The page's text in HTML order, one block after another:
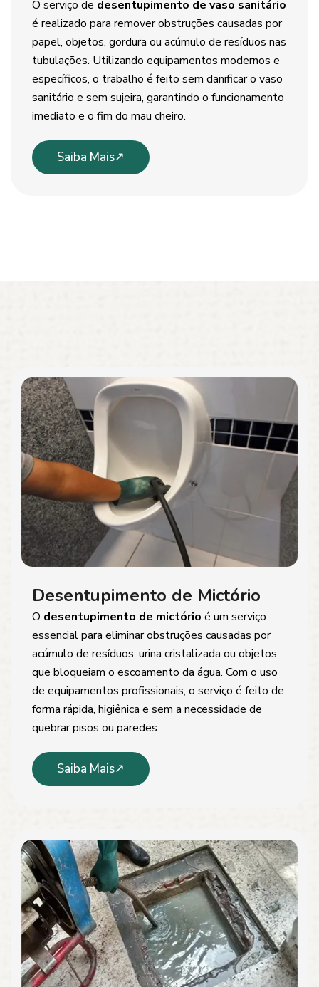
O serviço de desentupimento de vaso sanitário
é realizado para remover obstruções causadas por
papel, objetos, gordura ou acúmulo de resíduos nas
tubulações. Utilizando equipamentos modernos e
específicos, o trabalho é feito sem danificar o vaso
sanitário e sem sujeira, garantindo o funcionamento
imediato e o fim do mau cheiro.
Saiba Mais
Desentupimento de Mictório
O desentupimento de mictório é um serviço
essencial para eliminar obstruções causadas por
acúmulo de resíduos, urina cristalizada ou objetos
que bloqueiam o escoamento da água. Com o uso
de equipamentos profissionais, o serviço é feito de
forma rápida, higiênica e sem a necessidade de
quebrar pisos ou paredes.
Saiba Mais